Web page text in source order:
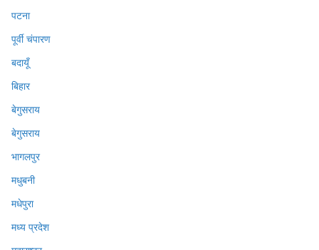
पटना
पूर्वी चंपारण
बदायूँ
बिहार
बेगुसराय
बेगुसराय
भागलपुर
मधुबनी
मधेपुरा
मध्य प्रदेश